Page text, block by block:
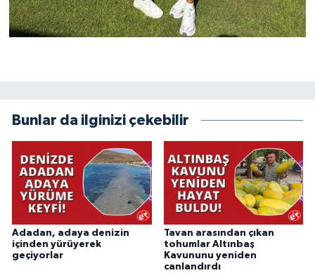
Bunlar da ilginizi çekebilir
Adadan, adaya denizin
içinden yürüyerek
geçiyorlar
Tavan arasından çıkan
tohumlar Altınbaş
Kavununu yeniden
canlandırdı